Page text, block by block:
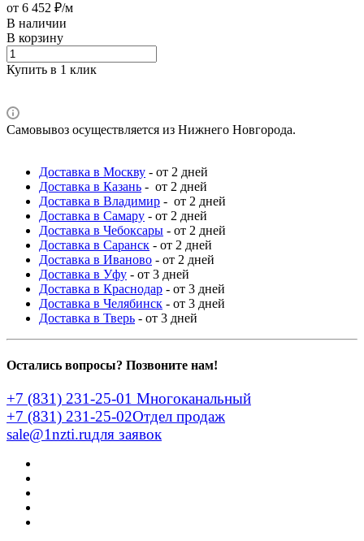
от 6 452 ₽/м
В наличии
В корзину
Купить в 1 клик
Самовывоз осуществляется из Нижнего Новгорода.
Доставка в Москву - от 2 дней
Доставка в Казань - от 2 дней
Доставка в Владимир - от 2 дней
Доставка в Самару - от 2 дней
Доставка в Чебоксары - от 2 дней
Доставка в Саранск - от 2 дней
Доставка в Иваново - от 2 дней
Доставка в Уфу - от 3 дней
Доставка в Краснодар - от 3 дней
Доставка в Челябинск - от 3 дней
Доставка в Тверь - от 3 дней
Остались вопросы? Позвоните нам!
+7 (831) 231-25-01 Многоканальный
+7 (831) 231-25-02Отдел продаж
sale@1nzti.ruдля заявок